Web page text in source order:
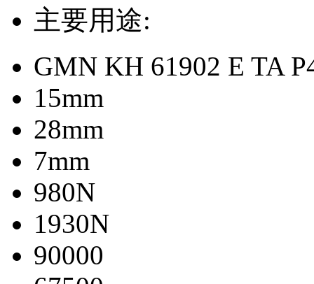
主要用途:
GMN KH 61902 E TA
15mm
28mm
7mm
980N
1930N
90000